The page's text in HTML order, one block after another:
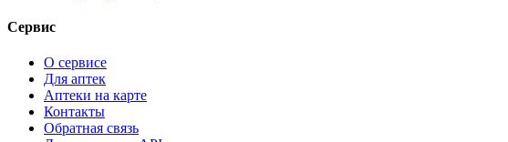
Сервис
О сервисе
Для аптек
Аптеки на карте
Контакты
Обратная связь